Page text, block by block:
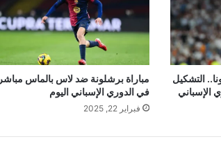
التشكيل
الإسباني
مباراة برشلونة ضد لاس بالماس مباشر
في الدوري الإسباني اليوم
فبراير 22, 2025